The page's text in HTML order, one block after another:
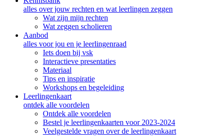
alles over jouw rechten en wat leerlingen zeggen
Wat zijn mijn rechten
Wat zeggen scholieren
Aanbod
alles voor jou en je leerlingenraad
Iets doen bij vsk
Interactieve presentaties
Materiaal
Tips en inspiratie
Workshops en begeleiding
Leerlingenkaart
ontdek alle voordelen
Ontdek alle voordelen
Bestel je leerlingenkaarten voor 2023-2024
Veelgestelde vragen over de leerlingenkaart